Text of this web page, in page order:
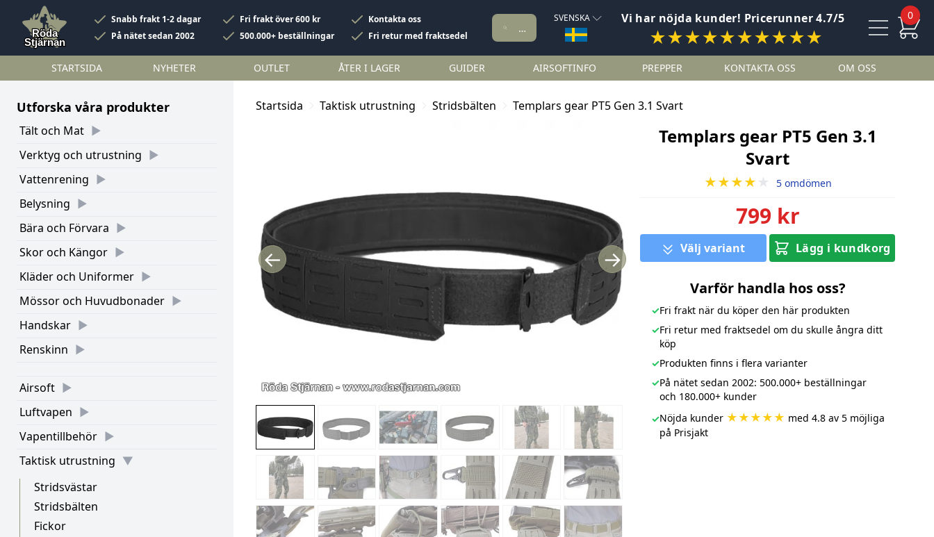
Snabb frakt 1-2 dagar Fri frakt över 600 kr
Kontakta oss
På nätet sedan 2002
500.000+ beställningar Fri retur med fraktsedel
SVENSKA Vi har nöjda kunder! Pricerunner 4.7/5
★★★★★★★★★★
0
STARTSIDA NYHETER OUTLET ÅTER I LAGER GUIDER AIRSOFTINFO PREPPER KONTAKTA OSS OM OSS
Utforska våra produkter
Tält och Mat
Verktyg och utrustning
Vattenrening
Belysning
Bära och Förvara
Skor och Kängor
Kläder och Uniformer
Mössor och Huvudbonader
Handskar
Renskinn
Airsoft
Luftvapen
Vapentillbehör
Taktisk utrustning
Stridsvästar
Stridsbälten
Fickor
Startsida Taktisk utrustning Stridsbälten Templars gear PT5 Gen 3.1 Svart
← →
Templars gear PT5 Gen 3.1
Svart
★★★★ ★ 5 omdömen
799 kr
Välj variant Lägg i kundkorg
Varför handla hos oss?
✓Fri frakt när du köper den här produkten
✓Fri retur med fraktsedel om du skulle ångra ditt
köp
✓Produkten finns i flera varianter
✓På nätet sedan 2002: 500.000+ beställningar
och 180.000+ kunder
✓Nöjda kunder ★★★★★ med 4.8 av 5 möjliga
på Prisjakt